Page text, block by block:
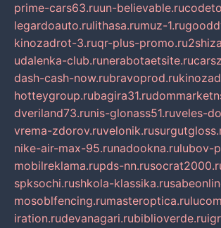
prime-cars63.ruun-believable.ru
legardoauto.rulithasa.rumuz-1.ru
kinozadrot-3.ruqr-plus-promo.ru
udalenka-club.runerabotaetsite.ru
dash-cash-now.rubravoprod.ru
hotteygroup.rubagira31.ru
dveriland73.runis-glonass51.ruveles-
vrema-zdorov.ruvelonik.ru
nike-air-max-95.runadookna.rulubov-
mobilreklama.rupds-nn.ru
spksochi.rushkola-klassika.ru
mosoblfencing.rumasteroptica.ru
iration.rudevanagari.rubiblioverde.ru